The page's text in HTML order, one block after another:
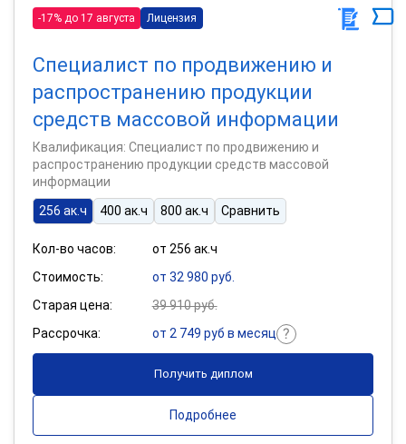
-17% до 17 августа Лицензия
Специалист по продвижению и
распространению продукции
средств массовой информации
Квалификация: Специалист по продвижению и
распространению продукции средств массовой
информации
256 ак.ч
400 ак.ч 800 ак.ч Сравнить
Кол-во часов:
от 256 ак.ч
Стоимость:
от 32 980 руб.
Старая цена:
39 910 руб.
Рассрочка:
от 2 749 руб в месяц
Получить диплом
Подробнее